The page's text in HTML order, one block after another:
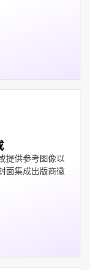
提供参考图像以
面集成出版商徽